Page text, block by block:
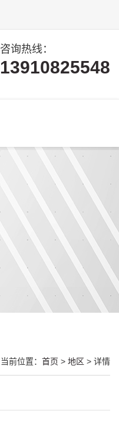
咨询热线：
13910825548
当前位置： 首页 > 地区 > 详情